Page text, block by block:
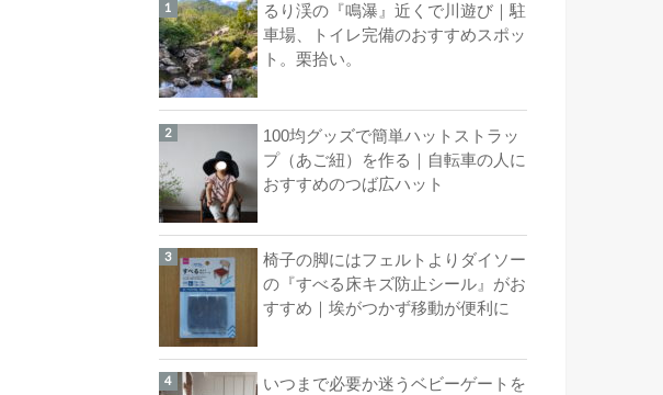
るり渓の『鳴瀑』近くで川遊び｜駐
車場、トイレ完備のおすすめスポッ
ト。栗拾い。
100均グッズで簡単ハットストラッ
プ（あご紐）を作る｜自転車の人に
おすすめのつば広ハット
椅子の脚にはフェルトよりダイソー
の『すべる床キズ防止シール』がお
すすめ｜埃がつかず移動が便利に
いつまで必要か迷うベビーゲートを